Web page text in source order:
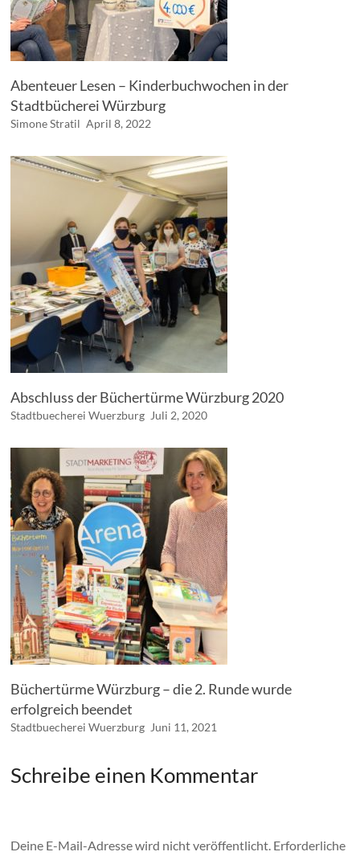
Abenteuer Lesen – Kinderbuchwochen in der
Stadtbücherei Würzburg
Simone Stratil April 8, 2022
Abschluss der Büchertürme Würzburg 2020
Stadtbuecherei Wuerzburg Juli 2, 2020
Büchertürme Würzburg – die 2. Runde wurde
erfolgreich beendet
Stadtbuecherei Wuerzburg Juni 11, 2021
Schreibe einen Kommentar
Deine E-Mail-Adresse wird nicht veröffentlicht. Erforderliche